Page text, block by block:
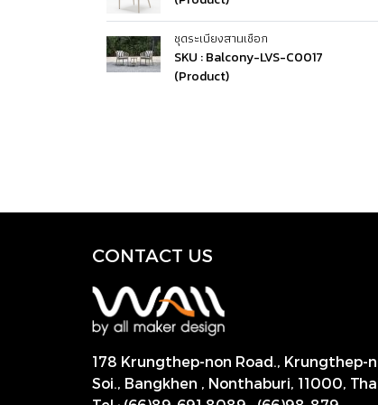
ชุดระเบียงสานเชือก
SKU : Balcony-LVS-C0017
(Product)
CONTACT US
178 Krungthep-non Road., Krungthep-
Soi., Bangkhen , Nonthaburi, 11000,